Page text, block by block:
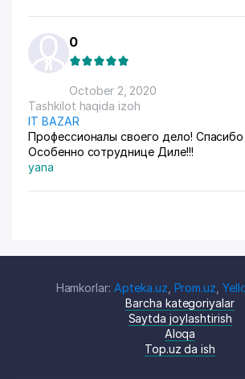
0
October 2, 2020
Tashkilot haqida izoh
IT BAZAR
Профессионалы своего дело!
Особенно сотруднице Диле!!!
yana
Hamkorlar: Apteka.uz Prom.uz ,
Barcha kategoriyalar
Saytda joylashtirish
Aloqa
Top.uz da ish